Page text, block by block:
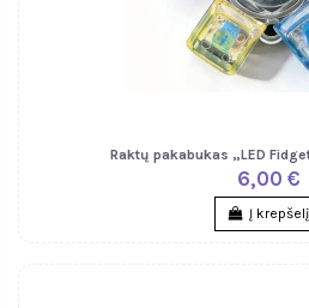
Raktų pakabukas „LED
6,00 €
Į krepšelį